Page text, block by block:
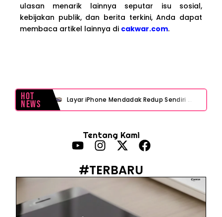
ulasan menarik lainnya seputar isu sosial,
kebijakan publik, dan berita terkini, Anda dapat
membaca artikel lainnya di cakwar.com.
Hot
News Layar iPhone Mendadak Redup Sendiri Padahal Auto-Brightness Mati? Ini Penyebab & Solusinya!
Prabowo Sebut ‘Londo Ireng’, Ray Rangkuti Desak DPR Bersikap, Ini Ulasan Politiknya
MAKI Soroti Penahanan Eks Jampidsus Febrie Adriansyah Tanpa Rompi Pink
Tentang Kami
#TERBARU